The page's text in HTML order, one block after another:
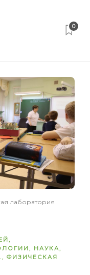
0
лаборатория
,
, НАУКА,
, ФИЗИЧЕСКАЯ